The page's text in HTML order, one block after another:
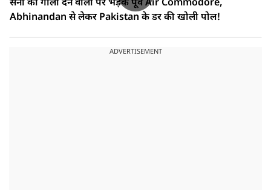
सेना को गाली देने वालों पर भड़के पूर्व Air Commodore,
Abhinandan से लेकर Pakistan के डर की खोली पोल!
ADVERTISEMENT